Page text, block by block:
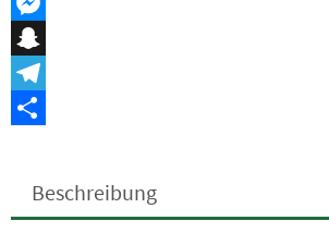
Messenger
Snapchat
Telegram
Beschreibung